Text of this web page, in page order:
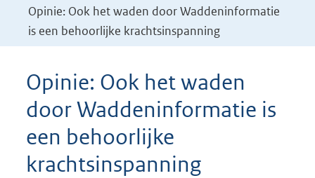
Opinie: Ook het waden door Waddeninformatie
is een behoorlijke krachtsinspanning
Opinie: Ook het waden
door Waddeninformatie is
een behoorlijke
krachtsinspanning